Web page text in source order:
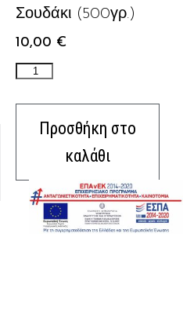
Σουδάκι (500γρ.)
10,00 €
Προσθήκη στο
καλάθι